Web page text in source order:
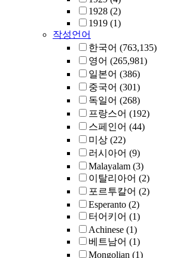
1928 (2)
1919 (1)
작성언어
한국어 (763,135)
영어 (265,981)
일본어 (386)
중국어 (301)
독일어 (268)
프랑스어 (192)
스페인어 (44)
미상 (22)
러시아어 (9)
Malayalam (3)
이탈리아어 (2)
포르투칼어 (2)
Esperanto (2)
터어키어 (1)
Achinese (1)
베트남어 (1)
Mongolian (1)